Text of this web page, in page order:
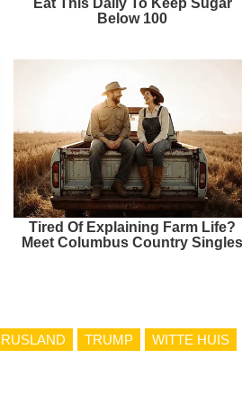
Below 100
Tired Of Explaining Farm Life?
Meet Columbus Country
RUSLAND TRUMP
WITTE HUIS